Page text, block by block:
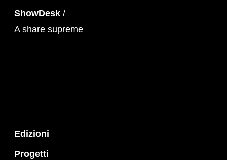
ShowDesk /
A share supreme
Edizioni
Progetti